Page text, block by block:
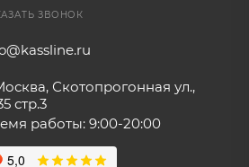
ЗВОНОК
Скотопрогонная ул.,
стр.3
работы: 9:00-20:00